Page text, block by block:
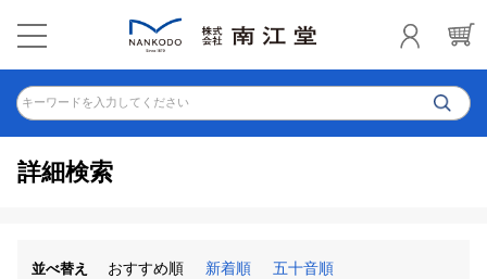
キーワードを入力してください
詳細検索
並べ替え おすすめ順 新着順 五十音順